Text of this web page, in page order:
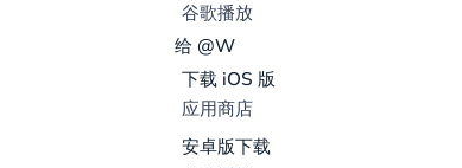
谷歌播放
给 @W
下载 iOS 版
应用商店
安卓版下载